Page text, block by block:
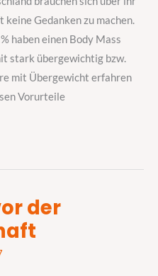
Gedanken zu machen.
haben einen Body Mass
stark übergewichtig bzw.
mit Übergewicht erfahren
Vorurteile
der